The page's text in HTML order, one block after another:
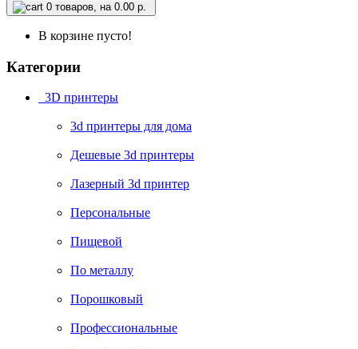
0 товаров, на 0.00 р.
В корзине пусто!
Категории
3D принтеры
3d принтеры для дома
Дешевые 3d принтеры
Лазерный 3d принтер
Персональные
Пищевой
По металлу
Порошковый
Профессиональные